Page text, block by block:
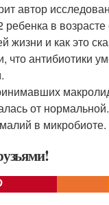
автор
в
жизни и как это
что антибиотики
от
в микробиоте.